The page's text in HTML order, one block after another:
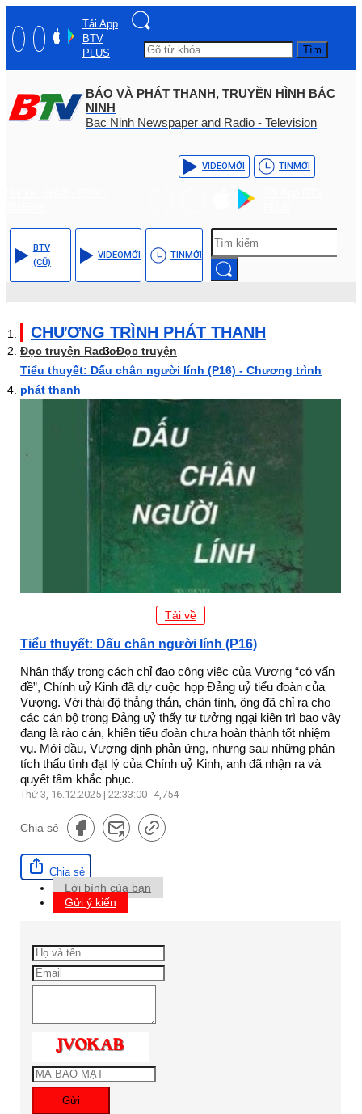
Tải App
BTV
PLUS
Tìm
BÁO VÀ PHÁT THANH, TRUYỀN HÌNH BẮC
NINH
Bac Ninh Newspaper and Radio - Television
VIDEOMỚI TINMỚI
BTV
(CŨ)
VIDEOMỚI TINMỚI
CHƯƠNG TRÌNH PHÁT THANH
Đọc truyện RadioĐọc truyện
Tiểu thuyết: Dấu chân người lính (P16) - Chương trình
phát thanh
Tải về
Tiểu thuyết: Dấu chân người lính (P16)
Nhận thấy trong cách chỉ đạo công việc của Vượng “có vấn
đề”, Chính uỷ Kinh đã dự cuộc họp Đảng uỷ tiểu đoàn của
Vượng. Với thái độ thẳng thắn, chân tình, ông đã chỉ ra cho
các cán bộ trong Đảng uỷ thấy tư tưởng ngại kiên trì bao vây
đang là rào cản, khiến tiểu đoàn chưa hoàn thành tốt nhiệm
vụ. Mới đầu, Vượng định phản ứng, nhưng sau những phân
tích thấu tình đạt lý của Chính uỷ Kinh, anh đã nhận ra và
quyết tâm khắc phục.
Thứ 3, 16.12.2025 | 22:33:00 4,754
Chia sẻ
Chia sẻ
Lời bình của bạn
Gửi ý kiến
Gửi